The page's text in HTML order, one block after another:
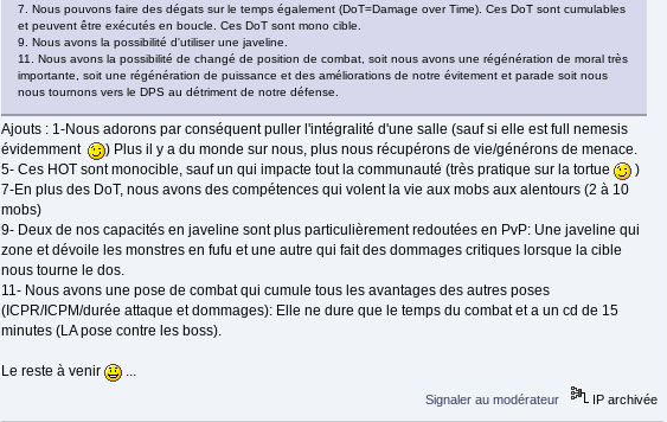
7. Nous pouvons faire des dégats sur le temps également (DoT=Damage over Time). Ces DoT sont cumulables
et peuvent être exécutés en boucle. Ces DoT sont mono cible.
9. Nous avons la possibilité d'utiliser une javeline.
11. Nous avons la possibilité de changé de position de combat, soit nous avons une régénération de moral très
importante, soit une régénération de puissance et des améliorations de notre évitement et parade soit nous
nous tournons vers le DPS au détriment de notre défense.
Ajouts : 1-Nous adorons par conséquent puller l'intégralité d'une salle (sauf si elle est full nemesis
évidemment
) Plus il y a du monde sur nous, plus nous récupérons de vie/générons de menace.
5- Ces HOT sont monocible, sauf un qui impacte tout la communauté (très pratique sur la tortue
)
7-En plus des DoT, nous avons des compétences qui volent la vie aux mobs aux alentours (2 à 10
mobs)
9- Deux de nos capacités en javeline sont plus particulièrement redoutées en PvP: Une javeline qui
zone et dévoile les monstres en fufu et une autre qui fait des dommages critiques lorsque la cible
nous tourne le dos.
11- Nous avons une pose de combat qui cumule tous les avantages des autres poses
(ICPR/ICPM/durée attaque et dommages): Elle ne dure que le temps du combat et a un cd de 15
minutes (LA pose contre les boss).
Le reste à venir ...
Signaler au modérateur IP archivée